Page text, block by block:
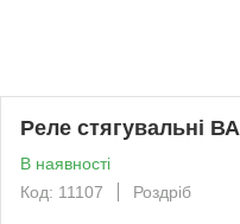
Реле стягувальні
В наявності
Код: 11107
Роздріб